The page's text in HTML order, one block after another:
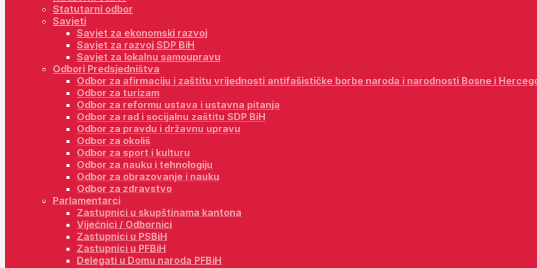
Statutarni odbor
Savjeti
Savjet za ekonomski razvoj
Savjet za razvoj SDP BiH
Savjet za lokalnu samoupravu
Odbori Predsjedništva
Odbor za afirmaciju i zaštitu vrijednosti antifašističke borbe naroda i narodnosti Bosne i
Odbor za turizam
Odbor za reformu ustava i ustavna pitanja
Odbor za rad i socijalnu zaštitu SDP BiH
Odbor za pravdu i državnu upravu
Odbor za okoliš
Odbor za sport i kulturu
Odbor za nauku i tehnologiju
Odbor za obrazovanje i nauku
Odbor za zdravstvo
Parlamentarci
Zastupnici u skupštinama kantona
Vijećnici / Odbornici
Zastupnici u PSBiH
Zastupnici u PFBiH
Delegati u Domu naroda PFBiH